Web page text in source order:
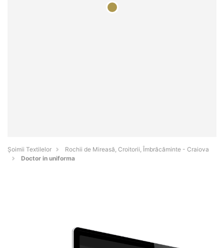
Șoimii Textilelor
Rochii de Mireasă, Croitorii, Îmbrăcăminte - Craiova
Doctor in uniforma